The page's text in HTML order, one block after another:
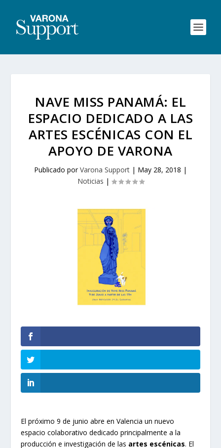
NAVE MISS PANAMÁ: EL
ESPACIO DEDICADO A LAS
ARTES ESCÉNICAS CON EL
APOYO DE VARONA
Publicado porVarona Support | May 28, 2018 |
Noticias |
El próximo 9 de junio abre en Valencia un nuevo
espacio colaborativo dedicado principalmente a la
producción e investigación de las artes escénicas. El